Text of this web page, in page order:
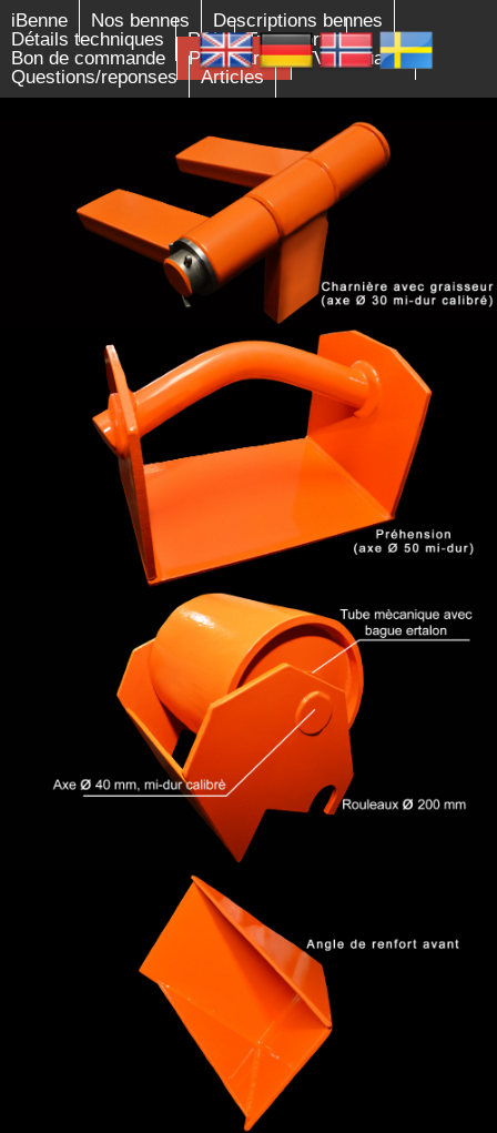
iBenne Nos bennes
Descriptions bennes
Détails techniques
RAL
Transports
Bon de commande
Partenariat
TVA-douane
Questions/reponses
Articles
La qualité est dans les détails !